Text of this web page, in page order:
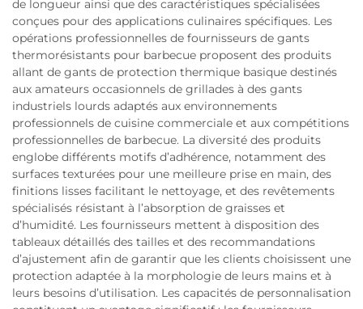
de longueur ainsi que des caractéristiques spécialisées
conçues pour des applications culinaires spécifiques. Les
opérations professionnelles de fournisseurs de gants
thermorésistants pour barbecue proposent des produits
allant de gants de protection thermique basique destinés
aux amateurs occasionnels de grillades à des gants
industriels lourds adaptés aux environnements
professionnels de cuisine commerciale et aux compétitions
professionnelles de barbecue. La diversité des produits
englobe différents motifs d’adhérence, notamment des
surfaces texturées pour une meilleure prise en main, des
finitions lisses facilitant le nettoyage, et des revêtements
spécialisés résistant à l’absorption de graisses et
d’humidité. Les fournisseurs mettent à disposition des
tableaux détaillés des tailles et des recommandations
d’ajustement afin de garantir que les clients choisissent une
protection adaptée à la morphologie de leurs mains et à
leurs besoins d’utilisation. Les capacités de personnalisation